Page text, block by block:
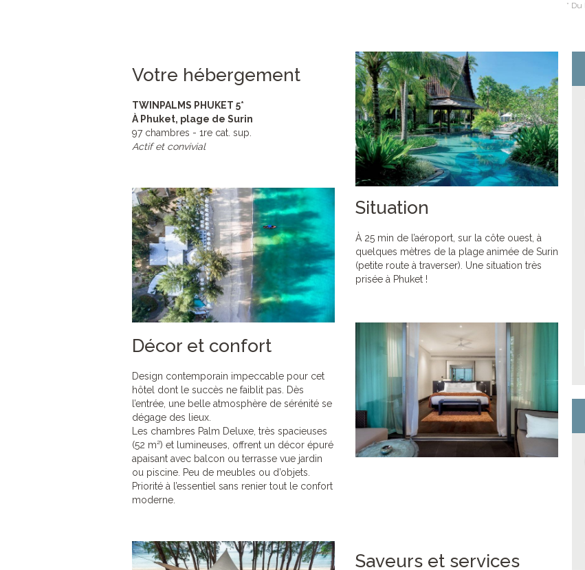
* Du
Votre hébergement
TWINPALMS PHUKET 5*
À Phuket, plage de Surin
97 chambres - 1re cat. sup.
Actif et convivial
Situation
À 25 min de l’aéroport, sur la côte ouest, à
quelques mètres de la plage animée de Surin
(petite route à traverser). Une situation très
prisée à Phuket !
Décor et confort
Design contemporain impeccable pour cet
hôtel dont le succès ne faiblit pas. Dès
l’entrée, une belle atmosphère de sérénité se
dégage des lieux.
Les chambres Palm Deluxe, très spacieuses
(52 m²) et lumineuses, offrent un décor épuré
apaisant avec balcon ou terrasse vue jardin
ou piscine. Peu de meubles ou d’objets.
Priorité à l’essentiel sans renier tout le confort
moderne.
Saveurs et services